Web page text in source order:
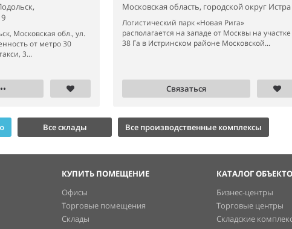
Московская обл., ул.
от метро 30
3...
Московская область, городской округ Истра
Логистический парк «Новая Рига»
располагается на западе от Москвы на участке
38 Га в Истринском районе Московской...
Связаться
Все склады Все производственные комплексы
КУПИТЬ ПОМЕЩЕНИЕ
Офисы
Торговые помещения
Склады
КАТАЛОГ
Бизнес-центры
Торговые центры
Складские